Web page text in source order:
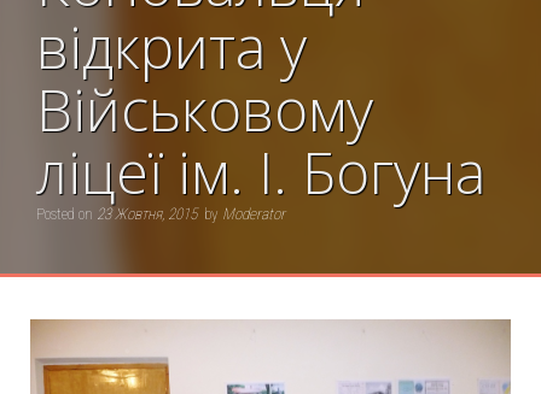
відкрита у
Військовому
ліцеї ім. І. Богуна
Posted on 23 Жовтня, 2015 by Moderator